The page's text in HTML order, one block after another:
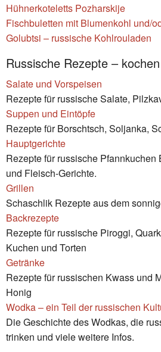
Hühnerkoteletts Pozharskije
Fischbuletten mit Blumenkohl und/
Golubtsi – russische Kohlrouladen
Russische Rezepte –
Salate und Vorspeisen
Rezepte für russische Salate,
Suppen und Eintöpfe
Rezepte für Borschtsch, Soljanka,
Hauptgerichte
Rezepte für russische
und Fleisch-Gerichte.
Grillen
Schaschlik Rezepte aus dem
Backrezepte
Rezepte für russische Piroggi,
Kuchen und Torten
Getränke
Rezepte für russischen Kwass und
Honig
Wodka – ein Teil der russischen
Die Geschichte des Wodkas, die
trinken und viele weitere Infos.